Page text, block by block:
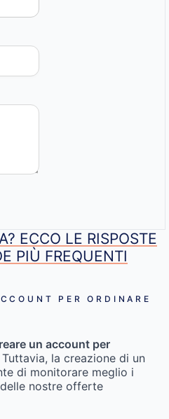
ECCO LE RISPOSTE
PIÙ FREQUENTI
PER ORDINARE
un account per
Tuttavia, la creazione di un
di monitorare meglio i
nostre offerte